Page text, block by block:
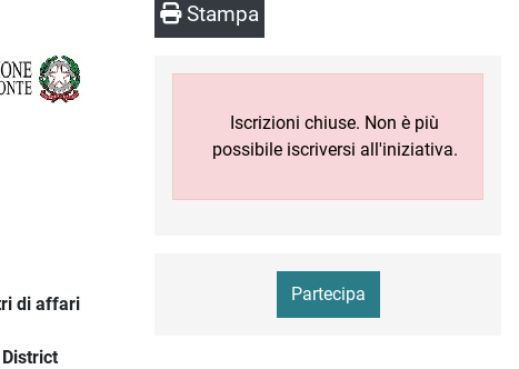
di affari
Stampa
Iscrizioni chiuse. Non è più
possibile iscriversi all'iniziativa.
Partecipa